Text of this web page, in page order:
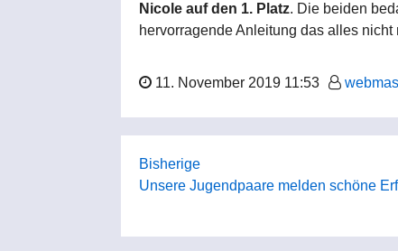
Nicole auf den 1. Platz. Die beiden
hervorragende Anleitung das alles nicht
11. November 2019 11:53
Bisherige
Unsere Jugendpaare melden schöne